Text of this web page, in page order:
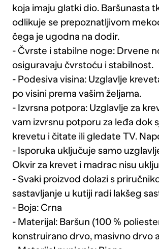
koja imaju glatki dio. Baršunasta
odlikuje se prepoznatljivom
čega je ugodna na dodir.
- Čvrste i stabilne noge: Drvene
osiguravaju čvrstoću i stabilnost.
- Podesiva visina: Uzglavlje
po visini prema vašim željama.
- Izvrsna potpora: Uzglavlje za
vam izvrsnu potporu za leđa dok
krevetu i čitate ili gledate TV.
- Isporuka uključuje samo
Okvir za krevet i madrac nisu
- Svaki proizvod dolazi s
sastavljanje u kutiji radi lakšeg
- Boja: Crna
- Materijal: Baršun (100 %
konstruirano drvo, masivno drvo